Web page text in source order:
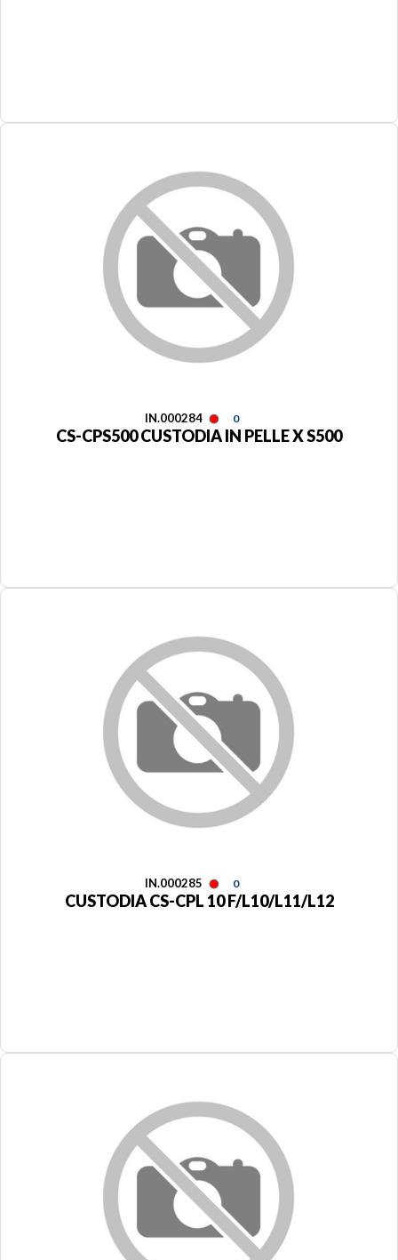
IN.000284 0
CS-CPS500 CUSTODIA IN PELLE X S500
IN.000285 0
CUSTODIA CS-CPL 10 F/L10/L11/L12